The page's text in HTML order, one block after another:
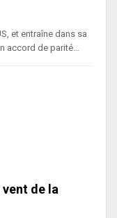
et entraîne dans sa
accord de parité…
vent de la